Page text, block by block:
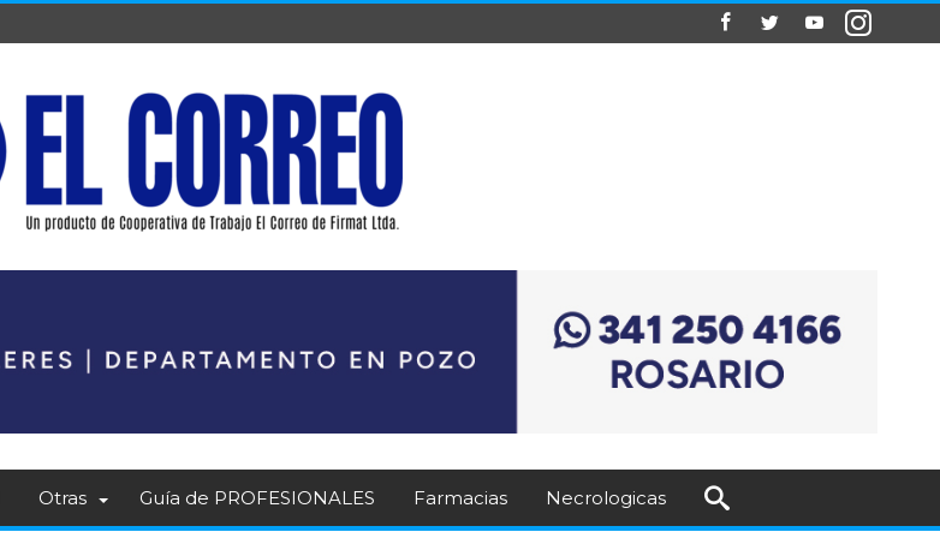
Otras Guía de PROFESIONALES Farmacias Necrologicas